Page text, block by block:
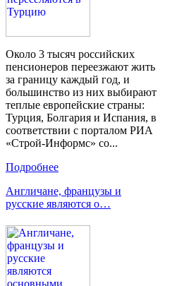
Около 3 тысяч российских
пенсионеров переезжают жить
за границу каждый год, и
большинство из них выбирают
теплые европейские страны:
Турция, Болгария и Испания, в
соответствии с порталом РИА
«Строй-Информс» со...
Подробнее
Англичане, французы и
русские являются о…